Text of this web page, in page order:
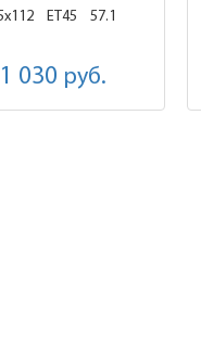
ET45
57.1
030 руб.